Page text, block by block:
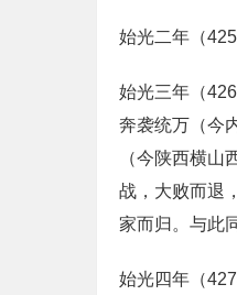
始光二年（
始光三年（
奔袭统万（今
（今陕西横
战，大败而退
家而归。与此
始光四年（